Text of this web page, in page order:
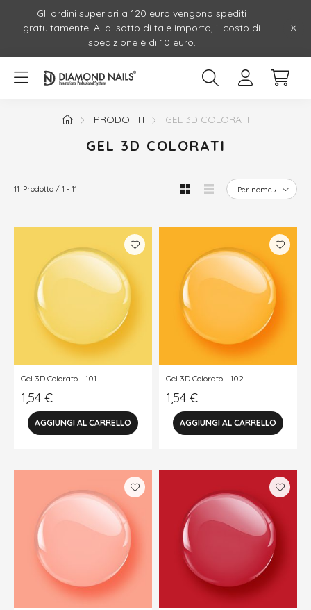
Gli ordini superiori a 120 euro vengono spediti
gratuitamente! Al di sotto di tale importo, il costo di
spedizione è di 10 euro.
PRODOTTI GEL 3D COLORATI
GEL 3D COLORATI
11 Prodotto 1 11
Gel 3D Colorato - 101
1,54 €
Gel 3D Colorato - 102
1,54 €